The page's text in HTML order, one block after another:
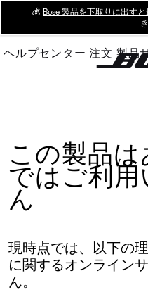
Main
💰 Bose 製品を下取りに出す
ヘルプセンター 注文 製品
この製品
ではご利
ん
現時点では、以下の
に関するオンライン
ん。